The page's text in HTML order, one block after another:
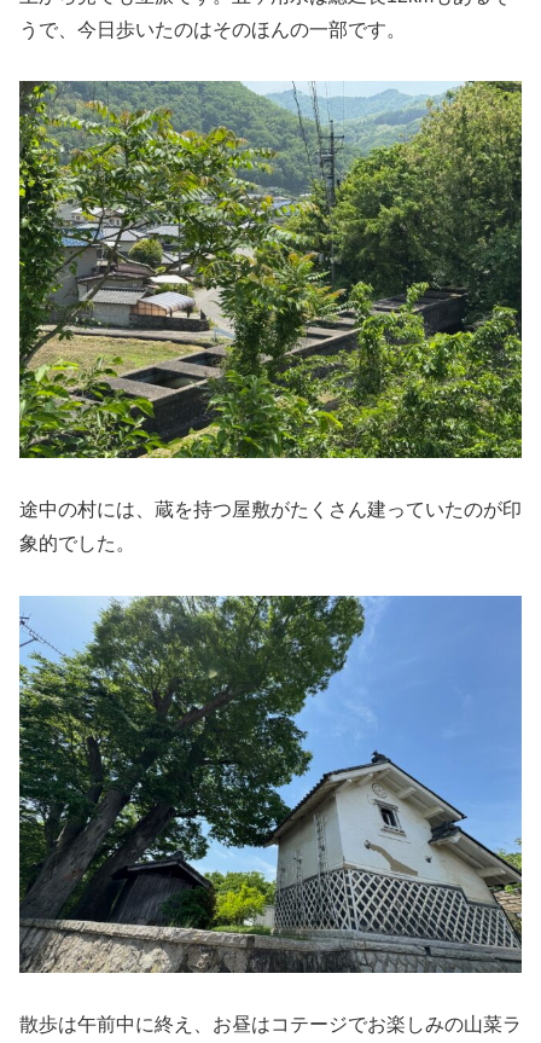
うで、今日歩いたのはそのほんの一部です。
途中の村には、蔵を持つ屋敷がたくさん建っていたのが印
象的でした。
散歩は午前中に終え、お昼はコテージでお楽しみの山菜ラ